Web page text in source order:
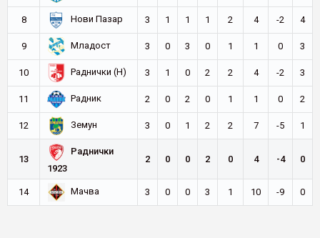
8 Нови Пазар 3 1 1 1 2 4 -2 4
9 Младост 3 0 3 0 1 1 0 3
10 Раднички (Н) 3 1 0 2 2 4 -2 3
11 Радник 2 0 2 0 1 1 0 2
12 Земун 3 0 1 2 2 7 -5 1
13
Раднички
1923
2 0 0 2 0 4 -4 0
14 Мачва 3 0 0 3 1 10 -9 0